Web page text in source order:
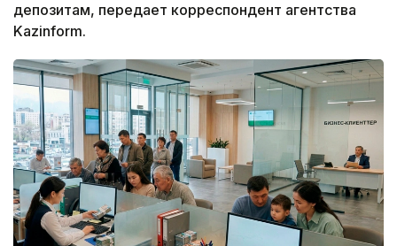
депозитам, передает корреспондент агентства
Kazinform.